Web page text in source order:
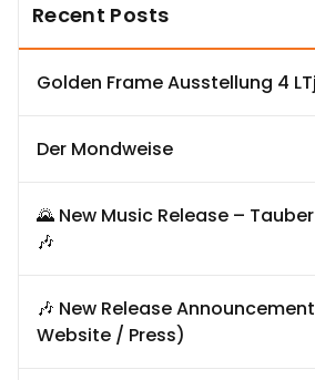
Recent Posts
Golden Frame Ausstellung 4 LTj
Der Mondweise
🌄 New Music Release –
🎶
🎶 New Release
Website / Press)